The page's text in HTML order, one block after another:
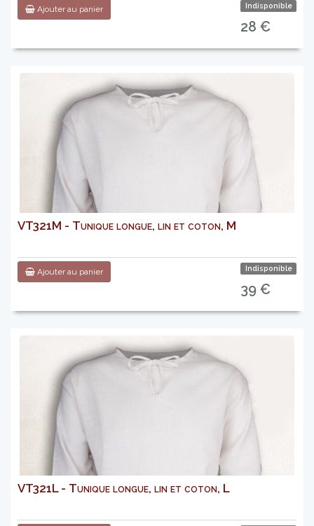
Ajouter au panier Indisponible
28 €
VT321M - Tunique longue, lin et coton, M
Ajouter au panier Indisponible
39 €
VT321L - Tunique longue, lin et coton, L